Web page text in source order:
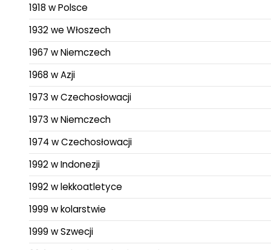
1918 w Polsce
1932 we Włoszech
1967 w Niemczech
1968 w Azji
1973 w Czechosłowacji
1973 w Niemczech
1974 w Czechosłowacji
1992 w Indonezji
1992 w lekkoatletyce
1999 w kolarstwie
1999 w Szwecji